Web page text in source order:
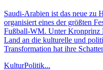
Saudi-Arabien ist das neue zu
organisiert eines der größten
Fußball-WM. Unter Kronprinz
Land an die kulturelle und
Transformation hat ihre
KulturPolitik...